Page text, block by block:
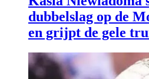
dubbelslag op de
en grijpt de gele